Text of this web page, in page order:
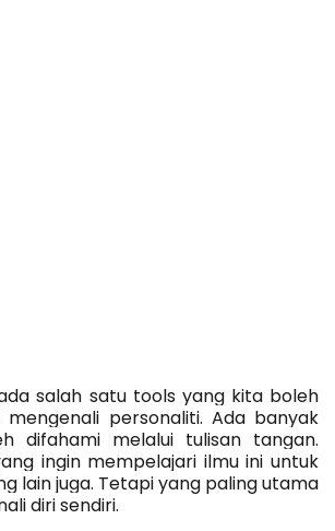
salah satu tools yang kita boleh
personaliti. Ada banyak
difahami melalui tulisan tangan.
ingin mempelajari ilmu ini untuk
lain juga. Tetapi yang paling utama
diri sendiri.